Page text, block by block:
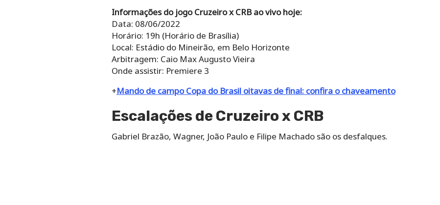
Informações do jogo Cruzeiro x CRB ao vivo hoje:
Data: 08/06/2022
Horário: 19h (Horário de Brasília)
Local: Estádio do Mineirão, em Belo Horizonte
Arbitragem: Caio Max Augusto Vieira
Onde assistir: Premiere 3
+Mando de campo Copa do Brasil oitavas de final: confira o chaveamento
Escalações de Cruzeiro x CRB
Gabriel Brazão, Wagner, João Paulo e Filipe Machado são os desfalques.